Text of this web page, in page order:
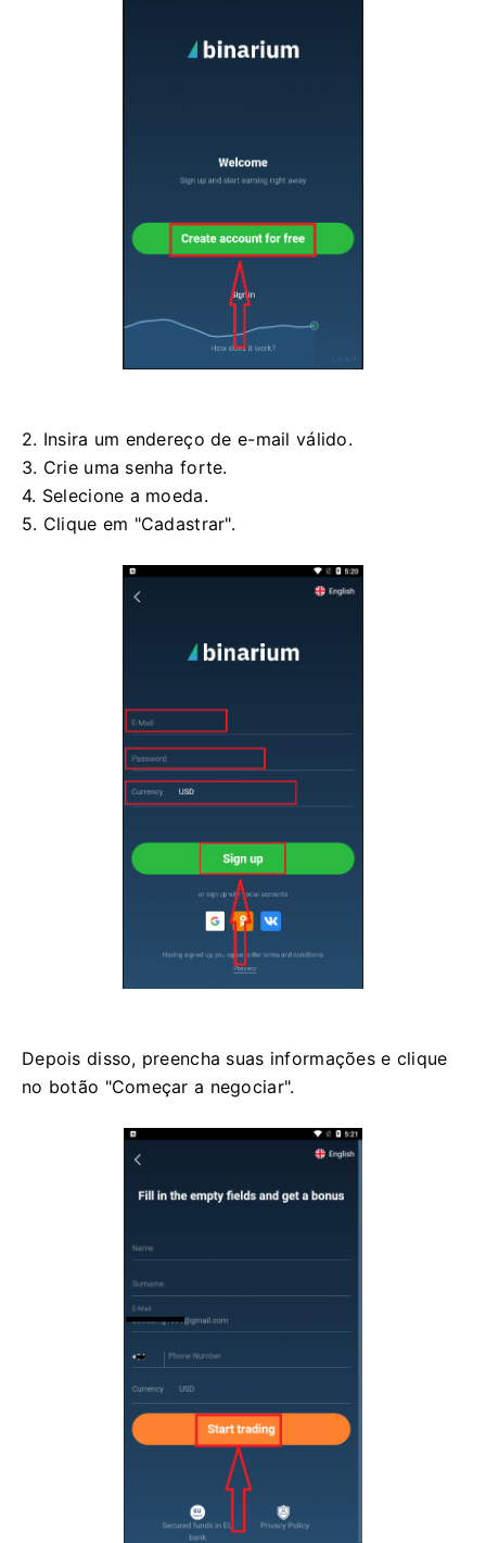
2. Insira um endereço de e-mail válido.
3. Crie uma senha forte.
4. Selecione a moeda.
5. Clique em "Cadastrar".
Depois disso, preencha suas informações e clique
no botão "Começar a negociar".